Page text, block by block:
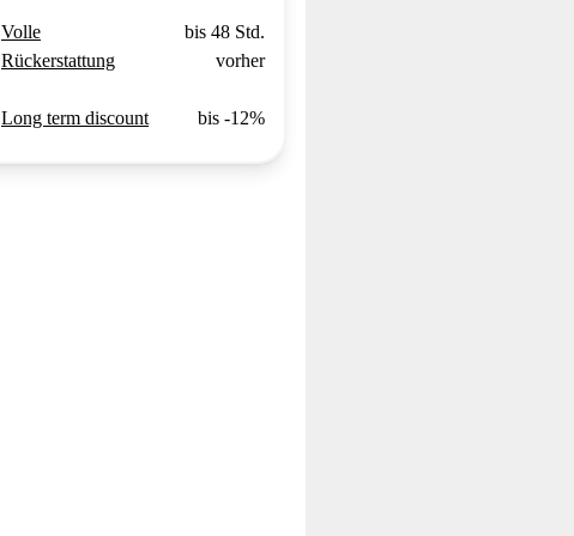
Volle
Rückerstattung
bis 48 Std.
vorher
Long term discount bis -12%